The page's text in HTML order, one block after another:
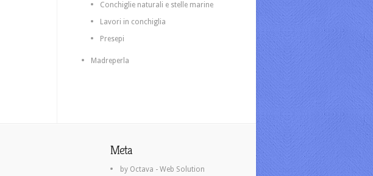
Conchiglie naturali e stelle marine
Lavori in conchiglia
Presepi
Madreperla
Meta
by Octava - Web Solution